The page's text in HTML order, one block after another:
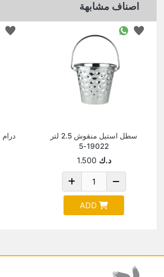
اصناف مشابهة
سطل استيل منقوش 2.5 لتر
19022-5
د.ك 1.500
ADD